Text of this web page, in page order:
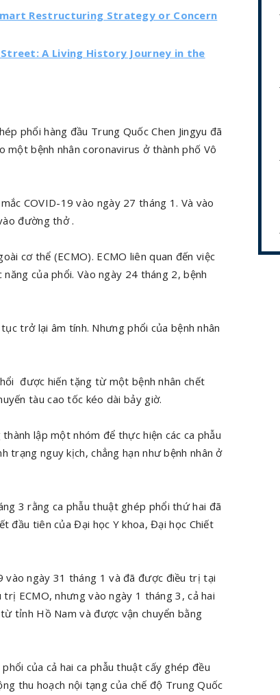
Restructuring Strategy or Concern
Street: A Living History Journey in the
phổi hàng đầu Trung Quốc Chen Jingyu đã
một bệnh nhân coronavirus ở thành phố Vô
COVID-19 vào ngày 27 tháng 1. Và vào
đường thở .
cơ thể (ECMO). ECMO liên quan đến việc
của phổi. Vào ngày 24 tháng 2, bệnh
trở lại âm tính. Nhưng phổi của bệnh nhân
được hiến tặng từ một bệnh nhân chết
tàu cao tốc kéo dài bảy giờ.
lập một nhóm để thực hiện các ca phẫu
nguy kịch, chẳng hạn như bệnh nhân ở
3 rằng ca phẫu thuật ghép phổi thứ hai đã
đầu tiên của Đại học Y khoa, Đại học Chiết
vào ngày 31 tháng 1 và đã được điều trị tại
ECMO, nhưng vào ngày 1 tháng 3, cả hai
tỉnh Hồ Nam và được vận chuyển bằng
của cả hai ca phẫu thuật cấy ghép đều
thu hoạch nội tạng của chế độ Trung Quốc